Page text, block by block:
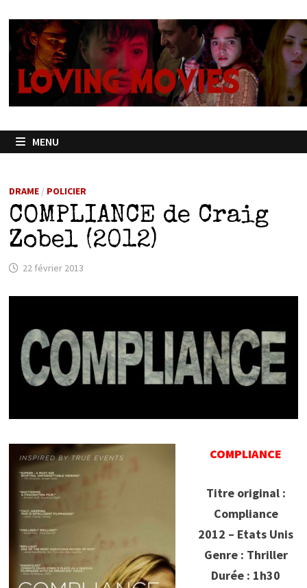
contenu
MENU
DRAME/ POLICIER
COMPLIANCE de Craig
Zobel (2012)
22 février 2013
COMPLIANCE
Titre original :
Compliance
2012 – Etats Unis
Genre : Thriller
Durée : 1h30